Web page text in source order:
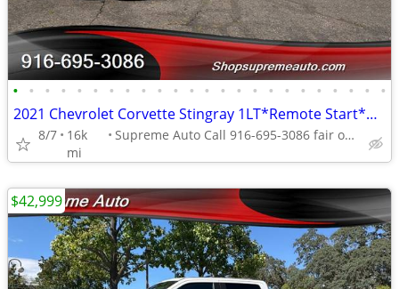
• • • • • • • • • • • • • • • • • • • • • • • •
2021 Chevrolet Corvette Stingray 1LT*Remote Start*Rear Camera*
8/7
16k
mi
Supreme Auto Call 916-695-3086 fair oaks
$42,999